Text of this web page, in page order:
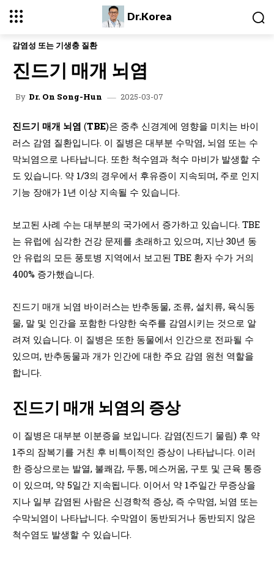
Dr.Korea
감염성 또는 기생충 질환
진드기 매개 뇌염
By Dr. On Song-Hun 2025-03-07
진드기 매개 뇌염 (TBE)은 중추 신경계에 영향을 미치는 바이
러스 감염 질환입니다. 이 질병은 대부분 수막염, 뇌염 또는 수
막뇌염으로 나타납니다. 또한 척수염과 척수 마비가 발생할 수
도 있습니다. 약 1/3의 경우에서 후유증이 지속되며, 주로 인지
기능 장애가 1년 이상 지속될 수 있습니다.
보고된 사례 수는 대부분의 국가에서 증가하고 있습니다. TBE
는 유럽에 심각한 건강 문제를 초래하고 있으며, 지난 30년 동
안 유럽의 모든 풍토병 지역에서 보고된 TBE 환자 수가 거의
400% 증가했습니다.
진드기 매개 뇌염 바이러스는 반추동물, 조류, 설치류, 육식동
물, 말 및 인간을 포함한 다양한 숙주를 감염시키는 것으로 알
려져 있습니다. 이 질병은 또한 동물에서 인간으로 전파될 수
있으며, 반추동물과 개가 인간에 대한 주요 감염 원천 역할을
합니다.
진드기 매개 뇌염의 증상
이 질병은 대부분 이분증을 보입니다. 감염(진드기 물림) 후 약
1주의 잠복기를 거친 후 비특이적인 증상이 나타납니다. 이러
한 증상으로는 발열, 불쾌감, 두통, 메스꺼움, 구토 및 근육 통증
이 있으며, 약 5일간 지속됩니다. 이어서 약 1주일간 무증상을
지나 일부 감염된 사람은 신경학적 증상, 즉 수막염, 뇌염 또는
수막뇌염이 나타납니다. 수막염이 동반되거나 동반되지 않은
척수염도 발생할 수 있습니다.